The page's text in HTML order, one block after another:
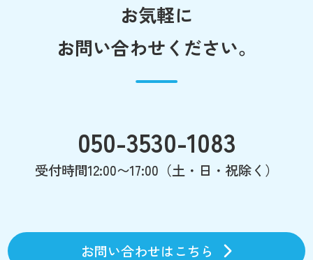
お気軽に
お問い合わせください。
050-3530-1083
受付時間12:00〜17:00（土・日・祝除く）
お問い合わせはこちら